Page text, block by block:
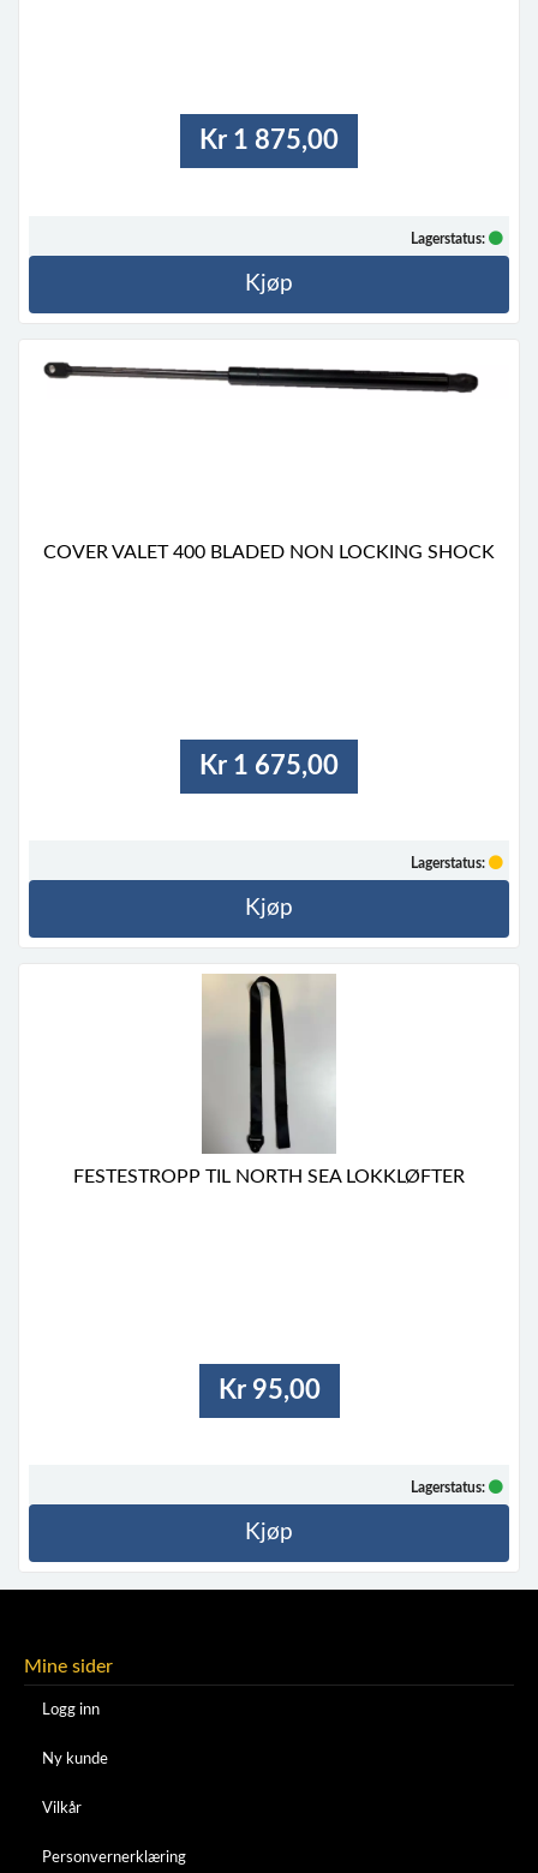
Kr 1 875,00
Lagerstatus:
Kjøp
COVER VALET 400 BLADED NON LOCKING SHOCK
Kr 1 675,00
Lagerstatus:
Kjøp
FESTESTROPP TIL NORTH SEA LOKKLØFTER
Kr 95,00
Lagerstatus:
Kjøp
Mine sider
Logg inn
Ny kunde
Vilkår
Personvernerklæring